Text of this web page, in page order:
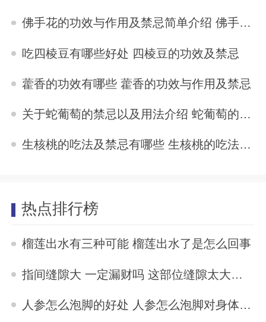
2024-07-08
佛手花的功效与作用及禁忌简单介绍 佛手花的功效与作用及禁忌
2024-07-07
吃四棱豆有哪些好处 四棱豆的功效及禁忌
2024-07-07
藿香的功效有哪些 藿香的功效与作用及禁忌
2024-07-07
关于蛇葡萄的禁忌以及用法介绍 蛇葡萄的禁忌以及用法介绍
2024-07-07
生核桃的吃法及禁忌有哪些 生核桃的吃法及禁忌须知
热点排行榜
榴莲出水有三种可能 榴莲出水了是怎么回事
2023-04-10
指间缝隙大 一定漏财吗 这部位缝隙太大的女人易漏财
2023-04-07
人参怎么泡脚的好处 人参怎么泡脚对身体最好